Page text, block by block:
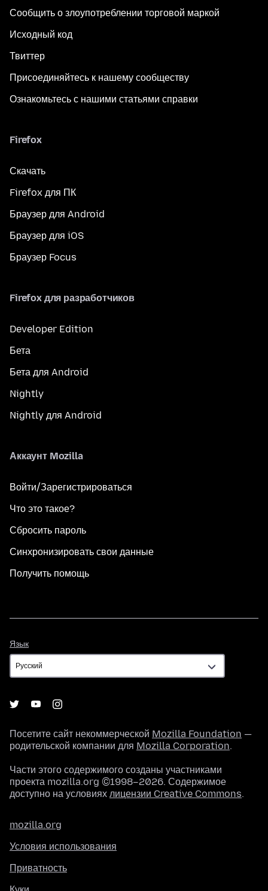
Сообщить о злоупотреблении торговой маркой
Исходный код
Твиттер
Присоединяйтесь к нашему сообществу
Ознакомьтесь с нашими статьями справки
Firefox
Скачать
Firefox для ПК
Браузер для Android
Браузер для iOS
Браузер Focus
Firefox для разработчиков
Developer Edition
Бета
Бета для Android
Nightly
Nightly для Android
Аккаунт Mozilla
Войти/Зарегистрироваться
Что это такое?
Сбросить пароль
Синхронизировать свои данные
Получить помощь
Язык
Посетите сайт некоммерческой Mozilla Foundation —
родительской компании для Mozilla Corporation.
Части этого содержимого созданы участниками
проекта mozilla.org ©1998–2026. Содержимое
доступно на условиях лицензии Creative Commons.
mozilla.org
Условия использования
Приватность